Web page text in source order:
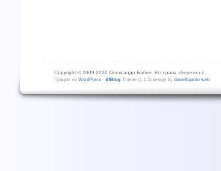
Copyright © 2009-2020 Олександр Бабич. Всі права збережено.
Працює на WordPress - dfBlog Theme (1.1.5) design by danielfajardo web